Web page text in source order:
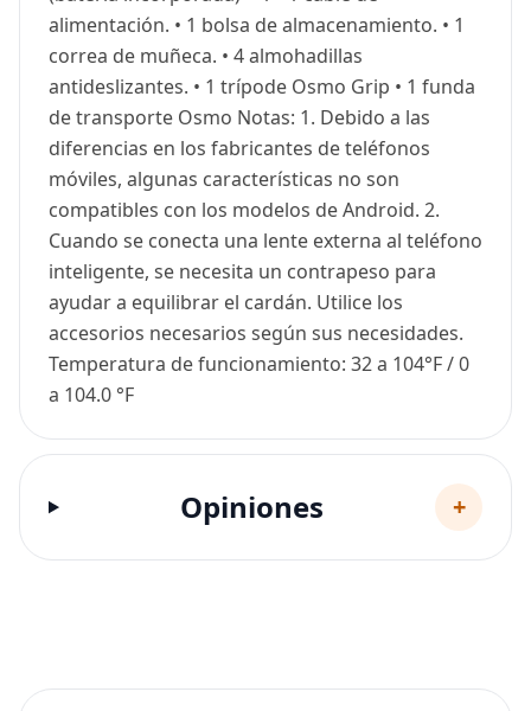
alimentación. • 1 bolsa de almacenamiento. • 1
correa de muñeca. • 4 almohadillas
antideslizantes. • 1 trípode Osmo Grip • 1 funda
de transporte Osmo Notas: 1. Debido a las
diferencias en los fabricantes de teléfonos
móviles, algunas características no son
compatibles con los modelos de Android. 2.
Cuando se conecta una lente externa al teléfono
inteligente, se necesita un contrapeso para
ayudar a equilibrar el cardán. Utilice los
accesorios necesarios según sus necesidades.
Temperatura de funcionamiento: 32 a 104°F / 0
a 104.0 °F
Opiniones +